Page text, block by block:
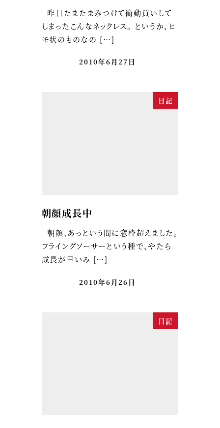
昨日たまたまみつけて衝動買いして
しまったこんなネックレス。 というか、ヒ
モ状のものなの […]
2010年6月27日
日記
朝顔成長中
朝顔、あっという間に窓枠超えました。
フライングソーサーという種で、やたら
成長が早いみ […]
2010年6月26日
日記